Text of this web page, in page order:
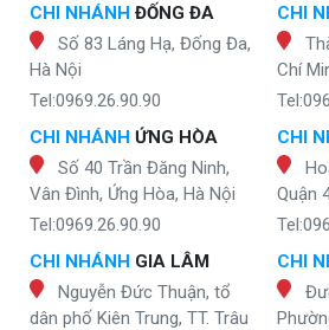
CHI NHÁNH ĐỐNG ĐA
Số 83 Láng Hạ, Đống Đa,
Hà Nội
Tel:0969.26.90.90
CHI NHÁNH ỨNG HÒA
Số 40 Trần Đăng Ninh,
Vân Đình, Ứng Hòa, Hà Nội
Tel:0969.26.90.90
CHI NHÁNH GIA LÂM
Nguyễn Đức Thuận, tổ
dân phố Kiên Trung, TT. Trâu
CHI
Chí
CHI
Quận
CHI